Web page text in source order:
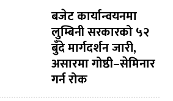
बजेट कार्यान्वयनमा
लुम्बिनी सरकारको ५२
बुँदे मार्गदर्शन जारी,
असारमा गोष्ठी–सेमिनार
गर्न रोक